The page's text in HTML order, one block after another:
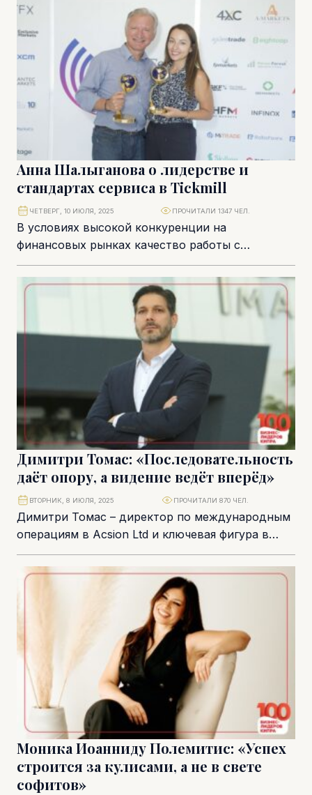
20...
Анна Шалыганова о лидерстве и
стандартах сервиса в Tickmill
В условиях высокой конкуренции на
финансовых рынках качество работы с
клиентами становится ключевым фактором
доверия и лояльности. О том, как...
ЧЕТВЕРГ, 10 ИЮЛЯ, 2025 ПРОЧИТАЛИ 1347 ЧЕЛ.
Димитри Томас: «Последовательность
даёт опору, а видение ведёт вперёд»
Димитри Томас – директор по международным
операциям в Acsion Ltd и ключевая фигура в
проекте Metropolis Mall в Ларнаке –...
ВТОРНИК, 8 ИЮЛЯ, 2025 ПРОЧИТАЛИ 870 ЧЕЛ.
Моника Иоанниду Полемитис: «Успех
строится за кулисами, а не в свете
софитов»